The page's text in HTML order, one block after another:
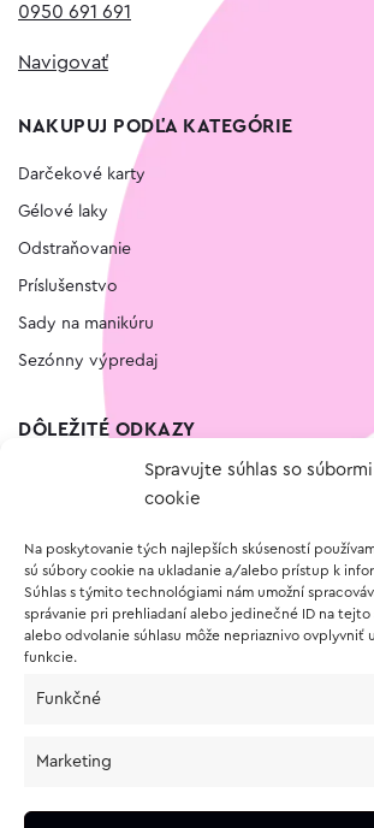
Spravujte súhlas so súbormi
cookie
Na poskytovanie tých najlepších skúseností
sú súbory cookie na ukladanie a/alebo prístup k
Súhlas s týmito technológiami nám umožní
správanie pri prehliadaní alebo jedinečné ID na tejto
alebo odvolanie súhlasu môže nepriaznivo ovplyvniť
funkcie.
Funkčné
Marketing
0950 691 691
Navigovať
NAKUPUJ PODĽA KATEGÓRIE
Darčekové karty
Gélové laky
Odstraňovanie
Príslušenstvo
Sady na manikúru
Sezónny výpredaj
DÔLEŽITÉ ODKAZY
Vernostný program
O NÁKUPE
Vrátenie a reklamácia tovaru